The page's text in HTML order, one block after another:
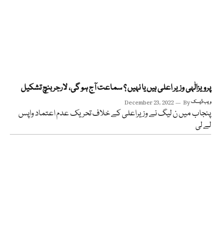
پرویزالٰہی وزیر اعلی ہیں یا نہیں ؟ سماعت آج ہو گی، لارجربنچ تشکیل
December 23, 2022 Byویب ڈیسک
پنجاب میں ن لیگ نے وزیراعلی کے خلاف تحریک عدم اعتماد واپس
لے لی